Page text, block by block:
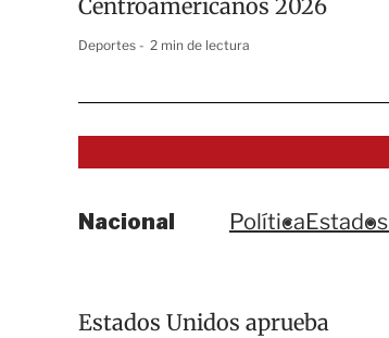
Centroamericanos 2026
Deportes 2 min de lectura
Nacional PolíticaEstados
Estados Unidos aprueba